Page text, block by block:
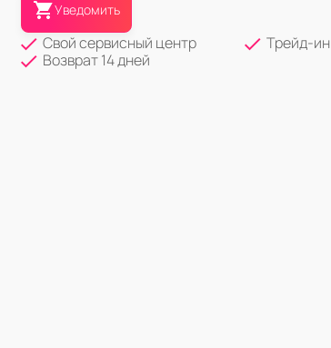
Уведомить
Свой сервисный центр Трейд-ин
Возврат 14 дней